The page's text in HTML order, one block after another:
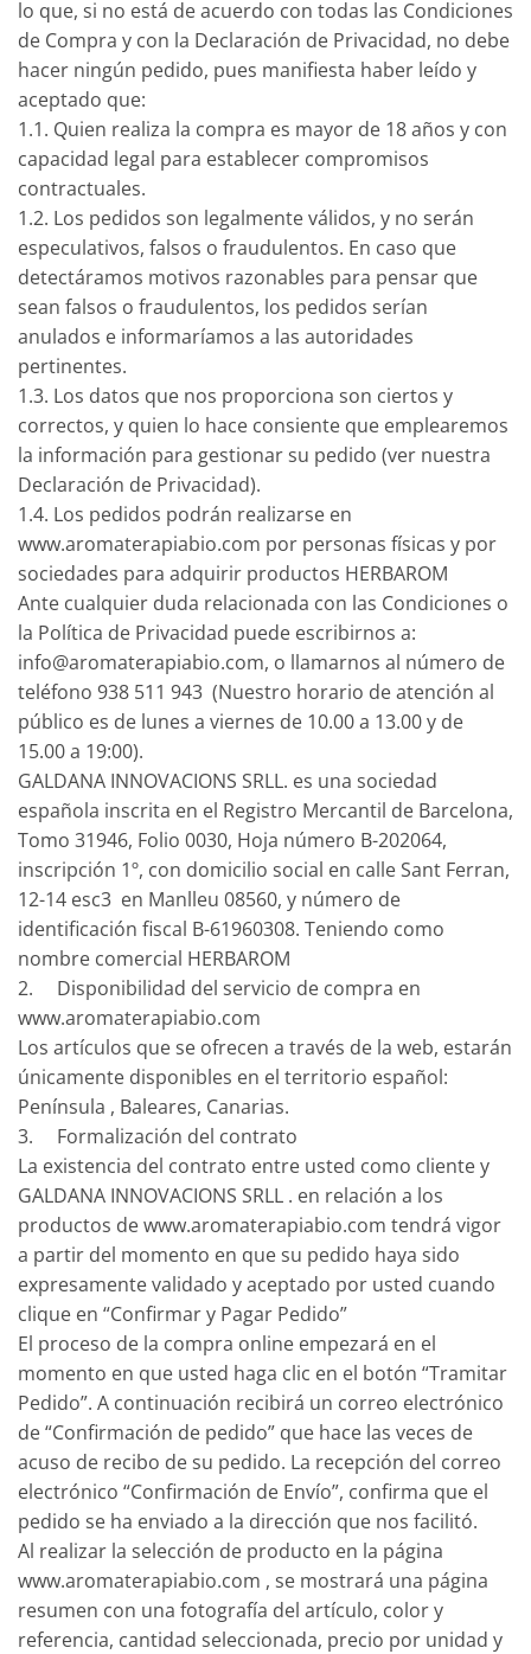
lo que, si no está de acuerdo con todas las Condiciones
de Compra y con la Declaración de Privacidad, no debe
hacer ningún pedido, pues manifiesta haber leído y
aceptado que:
1.1. Quien realiza la compra es mayor de 18 años y con
capacidad legal para establecer compromisos
contractuales.
1.2. Los pedidos son legalmente válidos, y no serán
especulativos, falsos o fraudulentos. En caso que
detectáramos motivos razonables para pensar que
sean falsos o fraudulentos, los pedidos serían
anulados e informaríamos a las autoridades
pertinentes.
1.3. Los datos que nos proporciona son ciertos y
correctos, y quien lo hace consiente que emplearemos
la información para gestionar su pedido (ver nuestra
Declaración de Privacidad).
1.4. Los pedidos podrán realizarse en
www.aromaterapiabio.com por personas físicas y por
sociedades para adquirir productos HERBAROM
Ante cualquier duda relacionada con las Condiciones o
la Política de Privacidad puede escribirnos a:
info@aromaterapiabio.com, o llamarnos al número de
teléfono 938 511 943 (Nuestro horario de atención al
público es de lunes a viernes de 10.00 a 13.00 y de
15.00 a 19:00).
GALDANA INNOVACIONS SRLL. es una sociedad
española inscrita en el Registro Mercantil de Barcelona,
Tomo 31946, Folio 0030, Hoja número B-202064,
inscripción 1º, con domicilio social en calle Sant Ferran,
12-14 esc3 en Manlleu 08560, y número de
identificación fiscal B-61960308. Teniendo como
nombre comercial HERBAROM
2. Disponibilidad del servicio de compra en
www.aromaterapiabio.com
Los artículos que se ofrecen a través de la web, estarán
únicamente disponibles en el territorio español:
Península , Baleares, Canarias.
3. Formalización del contrato
La existencia del contrato entre usted como cliente y
GALDANA INNOVACIONS SRLL . en relación a los
productos de www.aromaterapiabio.com tendrá vigor
a partir del momento en que su pedido haya sido
expresamente validado y aceptado por usted cuando
clique en “Confirmar y Pagar Pedido”
El proceso de la compra online empezará en el
momento en que usted haga clic en el botón “Tramitar
Pedido”. A continuación recibirá un correo electrónico
de “Confirmación de pedido” que hace las veces de
acuso de recibo de su pedido. La recepción del correo
electrónico “Confirmación de Envío”, confirma que el
pedido se ha enviado a la dirección que nos facilitó.
Al realizar la selección de producto en la página
www.aromaterapiabio.com , se mostrará una página
resumen con una fotografía del artículo, color y
referencia, cantidad seleccionada, precio por unidad y